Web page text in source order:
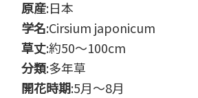
原産:日本
学名:Cirsium japonicum
草丈:約50～100cm
分類:多年草
開花時期:5月～8月